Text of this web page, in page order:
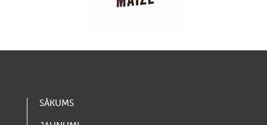
SĀKUMS